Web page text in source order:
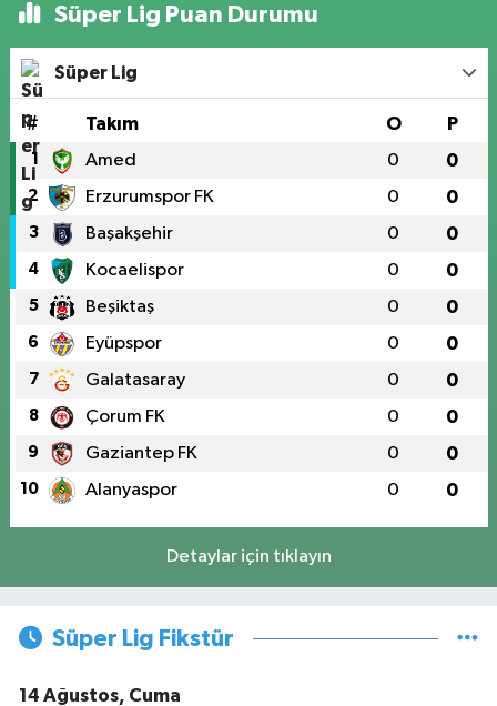
Süper Lig Puan Durumu
Süper Lig
# Takım O P
1 Amed 0 0
2 Erzurumspor FK 0 0
3 Başakşehir 0 0
4 Kocaelispor 0 0
5 Beşiktaş 0 0
6 Eyüpspor 0 0
7 Galatasaray 0 0
8 Çorum FK 0 0
9 Gaziantep FK 0 0
10 Alanyaspor 0 0
Detaylar için tıklayın
Süper Lig Fikstür
14 Ağustos, Cuma